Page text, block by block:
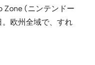
Zone (ニンテンドー
欧州全域で、すれ